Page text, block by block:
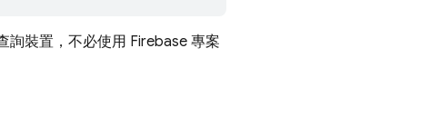
詢裝置，不必使用 Firebase 專案